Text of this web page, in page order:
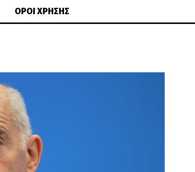
ΌΡΟΙ ΧΡΉΣΗΣ